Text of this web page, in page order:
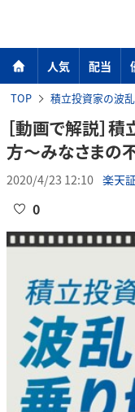
人気 配当
TOP 積立投資家の波
［動画で解説］
方～みなさまの
2020/4/23 12:10 楽天
0